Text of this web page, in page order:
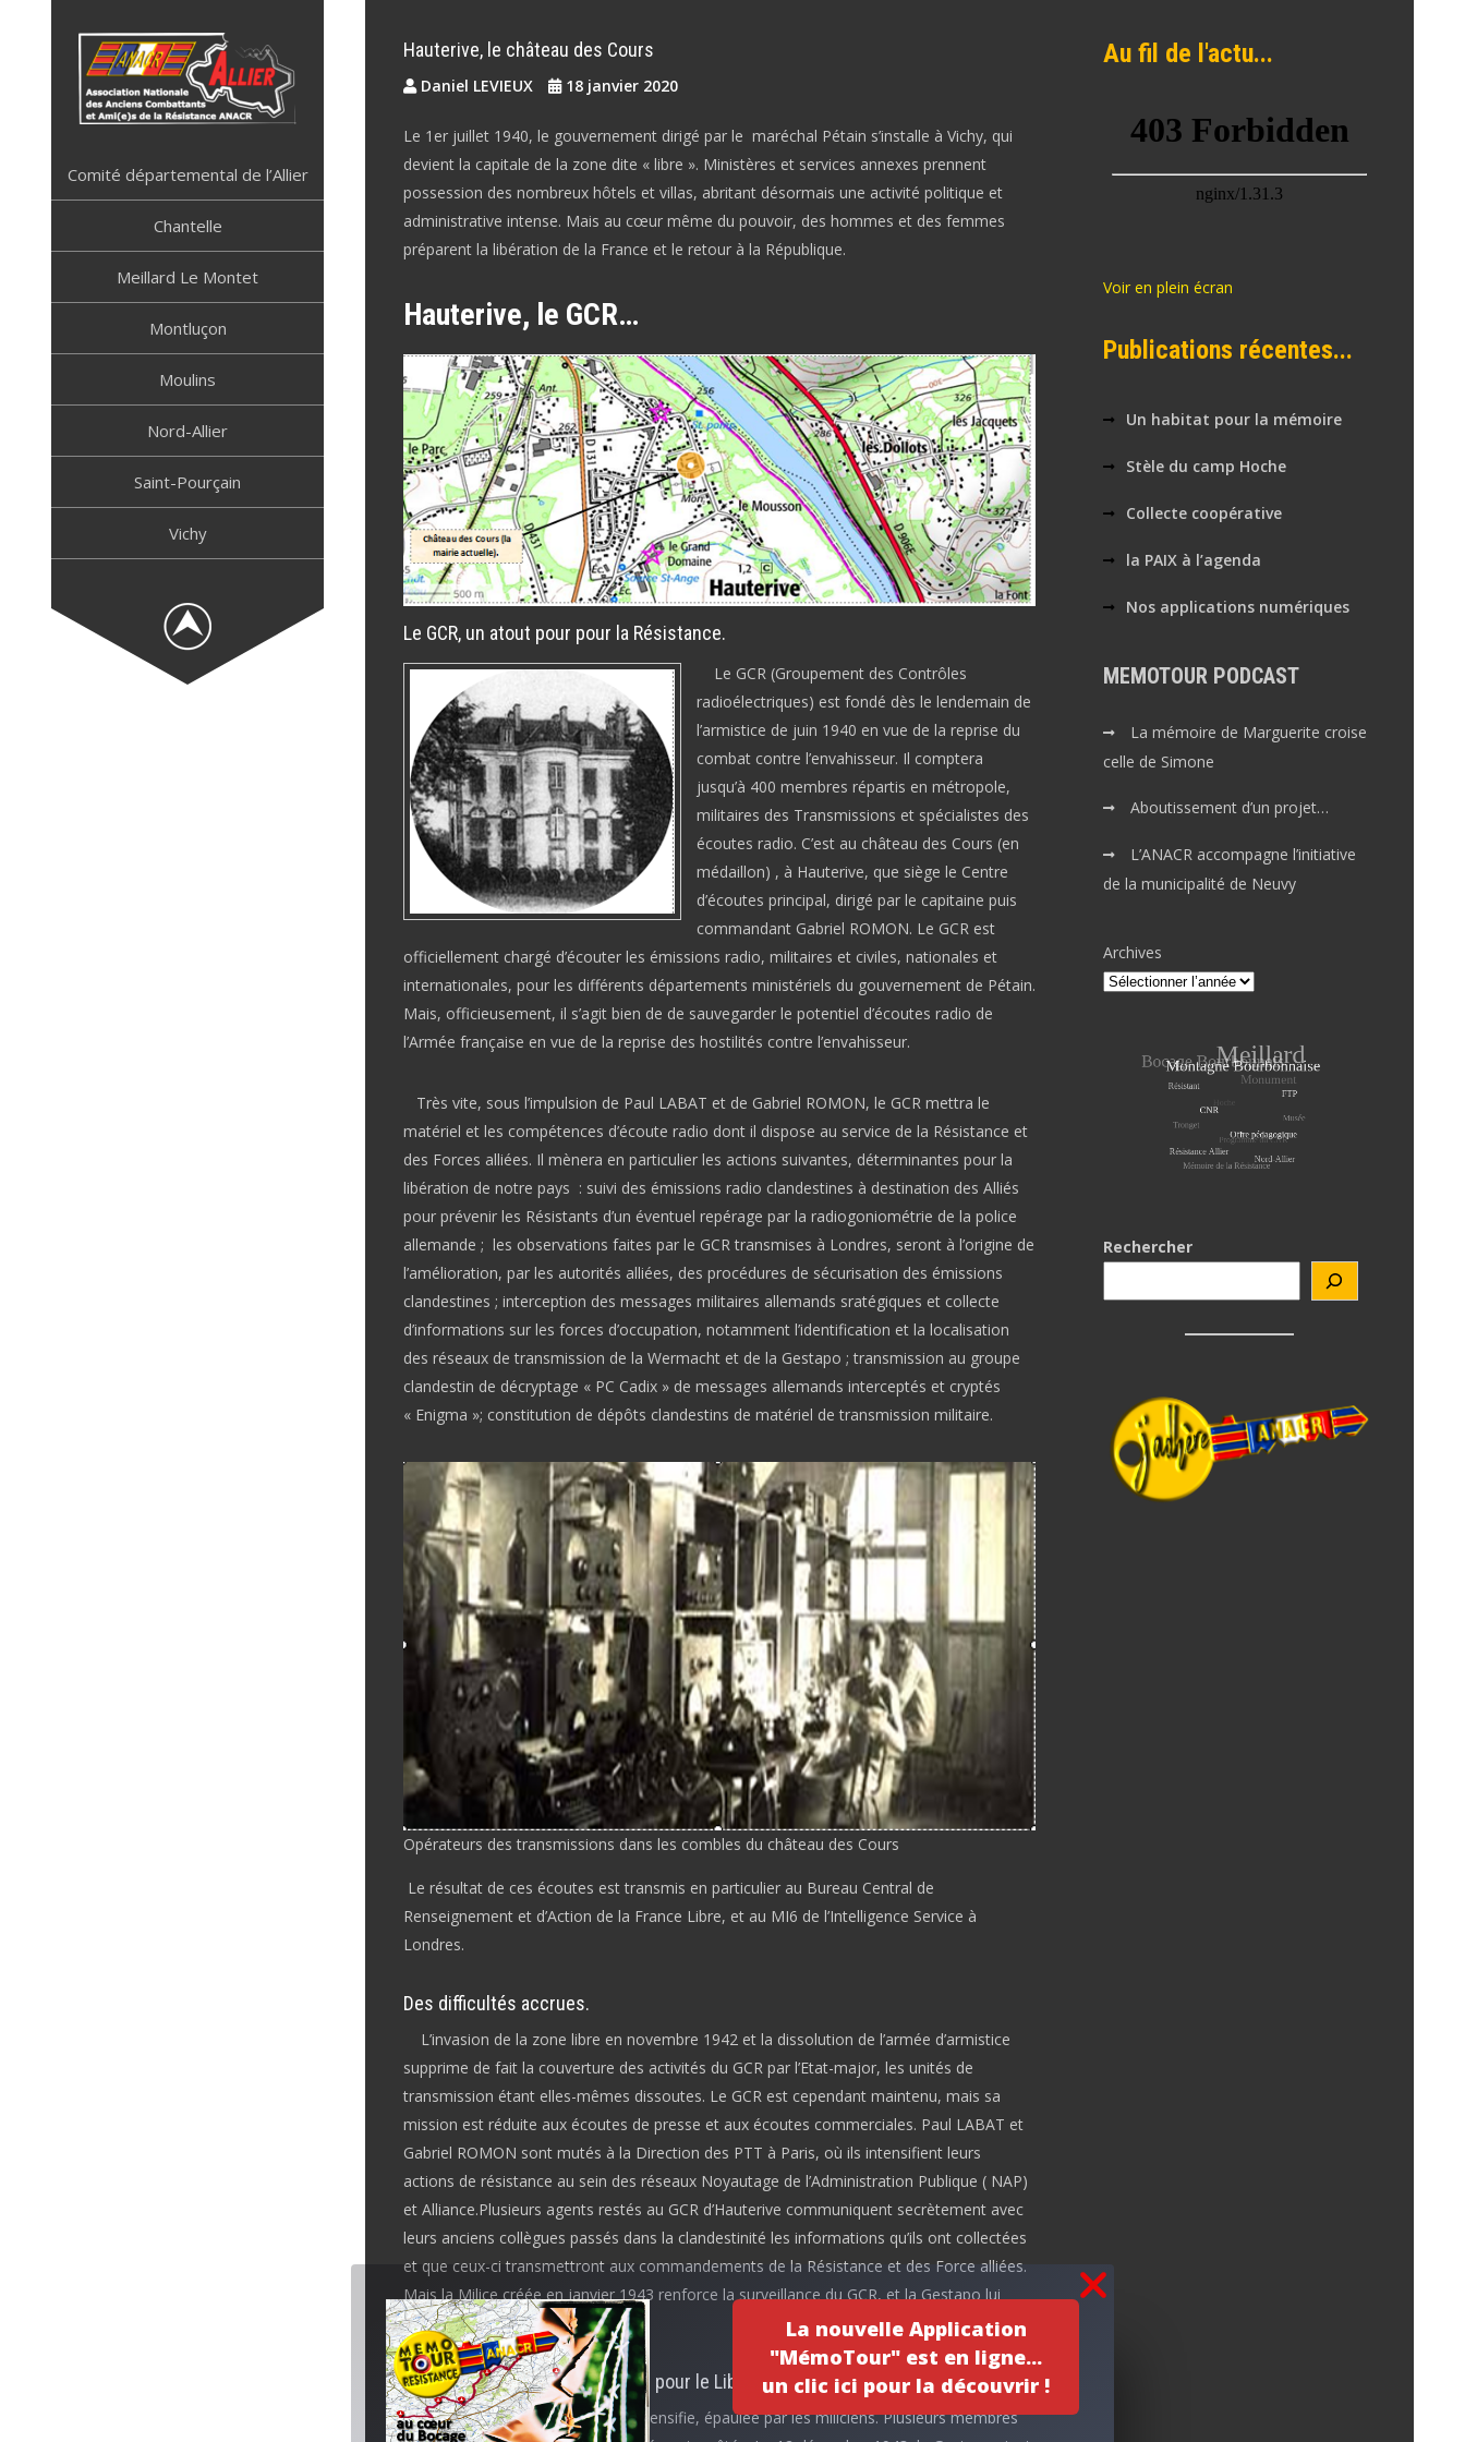
La nouvelle Application
"MémoTour" est en ligne...
un clic ici pour la découvrir !
Comité départemental de l’Allier
Chantelle
Meillard Le Montet
Montluçon
Moulins
Nord-Allier
Saint-Pourçain
Vichy
Hauterive, le château des Cours
Daniel LEVIEUX 18 janvier 2020
Le 1er juillet 1940, le gouvernement dirigé par le maréchal Pétain s’installe à Vichy, qui
devient la capitale de la zone dite « libre ». Ministères et services annexes prennent
possession des nombreux hôtels et villas, abritant désormais une activité politique et
administrative intense. Mais au cœur même du pouvoir, des hommes et des femmes
préparent la libération de la France et le retour à la République.
Hauterive, le GCR…
Le GCR, un atout pour pour la Résistance.
Le GCR (Groupement des Contrôles
radioélectriques) est fondé dès le lendemain de
l’armistice de juin 1940 en vue de la reprise du
combat contre l’envahisseur. Il comptera
jusqu’à 400 membres répartis en métropole,
militaires des Transmissions et spécialistes des
écoutes radio. C’est au château des Cours (en
médaillon) , à Hauterive, que siège le Centre
d’écoutes principal, dirigé par le capitaine puis
commandant Gabriel ROMON. Le GCR est
officiellement chargé d’écouter les émissions radio, militaires et civiles, nationales et
internationales, pour les différents départements ministériels du gouvernement de Pétain.
Mais, officieusement, il s’agit bien de de sauvegarder le potentiel d’écoutes radio de
l’Armée française en vue de la reprise des hostilités contre l’envahisseur.
Très vite, sous l’impulsion de Paul LABAT et de Gabriel ROMON, le GCR mettra le
matériel et les compétences d’écoute radio dont il dispose au service de la Résistance et
des Forces alliées. Il mènera en particulier les actions suivantes, déterminantes pour la
libération de notre pays : suivi des émissions radio clandestines à destination des Alliés
pour prévenir les Résistants d’un éventuel repérage par la radiogoniométrie de la police
allemande ; les observations faites par le GCR transmises à Londres, seront à l’origine de
l’amélioration, par les autorités alliées, des procédures de sécurisation des émissions
clandestines ; interception des messages militaires allemands sratégiques et collecte
d’informations sur les forces d’occupation, notamment l’identification et la localisation
des réseaux de transmission de la Wermacht et de la Gestapo ; transmission au groupe
clandestin de décryptage « PC Cadix » de messages allemands interceptés et cryptés
« Enigma »; constitution de dépôts clandestins de matériel de transmission militaire.
Opérateurs des transmissions dans les combles du château des Cours
Le résultat de ces écoutes est transmis en particulier au Bureau Central de
Renseignement et d’Action de la France Libre, et au MI6 de l’Intelligence Service à
Londres.
Des difficultés accrues.
L’invasion de la zone libre en novembre 1942 et la dissolution de l’armée d’armistice
supprime de fait la couverture des activités du GCR par l’Etat-major, les unités de
transmission étant elles-mêmes dissoutes. Le GCR est cependant maintenu, mais sa
mission est réduite aux écoutes de presse et aux écoutes commerciales. Paul LABAT et
Gabriel ROMON sont mutés à la Direction des PTT à Paris, où ils intensifient leurs
actions de résistance au sein des réseaux Noyautage de l’Administration Publique ( NAP)
et Alliance.Plusieurs agents restés au GCR d’Hauterive communiquent secrètement avec
leurs anciens collègues passés dans la clandestinité les informations qu’ils ont collectées
et que ceux-ci transmettront aux commandements de la Résistance et des Force alliées.
Mais la Milice créée en janvier 1943 renforce la surveillance du GCR, et la Gestapo lui
mène une traque sans merci.
Le lourd tribut du GCR à la lutte pour le Libération.
En 1943, la répression nazie s’intensifie, épaulée par les miliciens. Plusieurs membres
Au fil de l'actu...
Voir en plein écran
Publications récentes...
Un habitat pour la mémoire
Stèle du camp Hoche
Collecte coopérative
la PAIX à l’agenda
Nos applications numériques
MEMOTOUR PODCAST
La mémoire de Marguerite croise
celle de Simone
Aboutissement d’un projet…
L’ANACR accompagne l’initiative
de la municipalité de Neuvy
Archives
Rechercher